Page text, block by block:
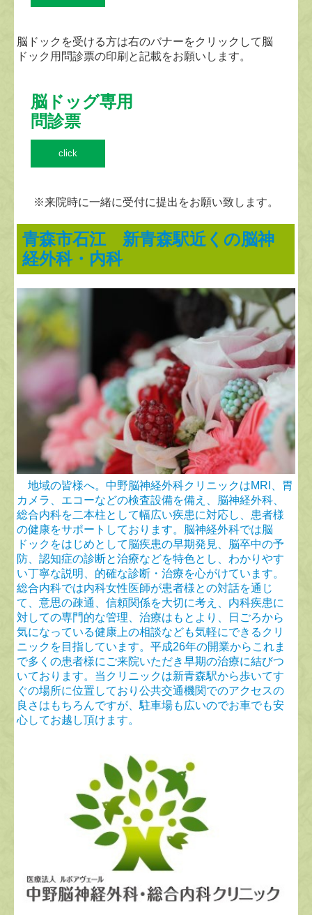
脳ドックを受ける方は右のバナーをクリックして脳
ドック用問診票の印刷と記載をお願いします。
脳ドッグ専用
問診票
click
※来院時に一緒に受付に提出をお願い致します。
青森市石江 新青森駅近くの脳神
経外科・内科
地域の皆様へ。中野脳神経外科クリニックはMRI、胃
カメラ、エコーなどの検査設備を備え、脳神経外科、
総合内科を二本柱として幅広い疾患に対応し、患者様
の健康をサポートしております。脳神経外科では脳
ドックをはじめとして脳疾患の早期発見、脳卒中の予
防、認知症の診断と治療などを特色とし、わかりやす
い丁寧な説明、的確な診断・治療を心がけています。
総合内科では内科女性医師が患者様との対話を通じ
て、意思の疎通、信頼関係を大切に考え、内科疾患に
対しての専門的な管理、治療はもとより、日ごろから
気になっている健康上の相談なども気軽にできるクリ
ニックを目指しています。平成26年の開業からこれま
で多くの患者様にご来院いただき早期の治療に結びつ
いております。当クリニックは新青森駅から歩いてす
ぐの場所に位置しており公共交通機関でのアクセスの
良さはもちろんですが、駐車場も広いのでお車でも安
心してお越し頂けます。